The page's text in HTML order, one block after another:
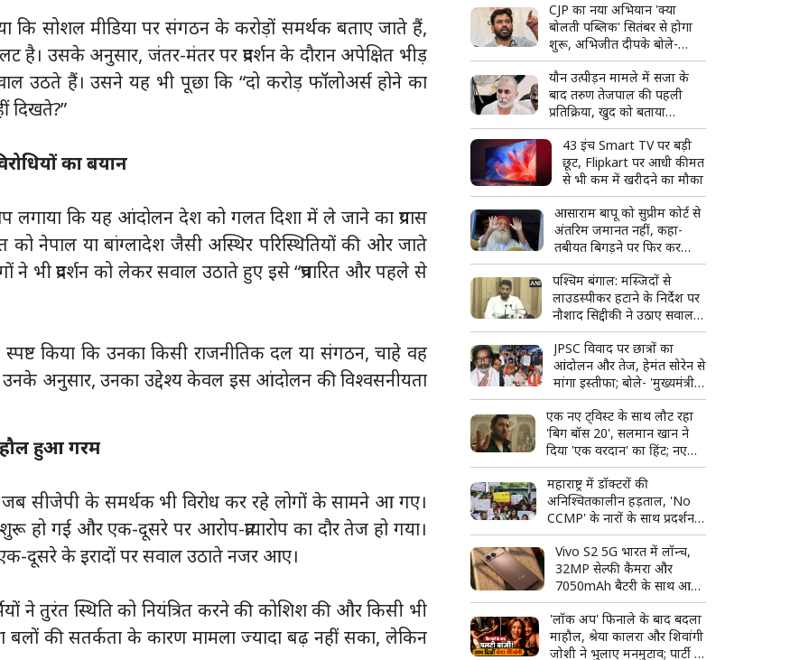
कि सोशल मीडिया पर संगठन के करोड़ों समर्थक बताए जाते हैं,
है। उसके अनुसार, जंतर-मंतर पर प्रदर्शन के दौरान अपेक्षित भीड़
उठते हैं। उसने यह भी पूछा कि “दो करोड़ फॉलोअर्स होने का
दिखते?”
का बयान
लगाया कि यह आंदोलन देश को गलत दिशा में ले जाने का प्रयास
नेपाल या बांग्लादेश जैसी अस्थिर परिस्थितियों की ओर जाते
भी प्रदर्शन को लेकर सवाल उठाते हुए इसे “प्रचारित और पहले से
किया कि उनका किसी राजनीतिक दल या संगठन, चाहे वह
अनुसार, उनका उद्देश्य केवल इस आंदोलन की विश्वसनीयता
हुआ गरम
सीजेपी के समर्थक भी विरोध कर रहे लोगों के सामने आ गए।
हो गई और एक-दूसरे पर आरोप-प्रत्यारोप का दौर तेज हो गया।
दूसरे के इरादों पर सवाल उठाते नजर आए।
ने तुरंत स्थिति को नियंत्रित करने की कोशिश की और किसी भी
बलों की सतर्कता के कारण मामला ज्यादा बढ़ नहीं सका, लेकिन
CJP का नया अभियान 'क्या
बोलती पब्लिक' सितंबर से होगा
शुरू, अभिजीत दीपके बोले-
जनता की आवाज सीधे सुनेंगे
यौन उत्पीड़न मामले में सजा के
बाद तरुण तेजपाल की पहली
प्रतिक्रिया, खुद को बताया
राजनीतिक साजिश का शिकार
43 इंच Smart TV पर बड़ी
छूट, Flipkart पर आधी कीमत
से भी कम में खरीदने का मौका
आसाराम बापू को सुप्रीम कोर्ट से
अंतरिम जमानत नहीं, कहा-
तबीयत बिगड़ने पर फिर कर
सकते हैं आवेदन
पश्चिम बंगाल: मस्जिदों से
लाउडस्पीकर हटाने के निर्देश पर
नौशाद सिद्दीकी ने उठाए सवाल,
बोले- लिखित में दें
JPSC विवाद पर छात्रों का
आंदोलन और तेज, हेमंत सोरेन से
मांगा इस्तीफा; बोले- 'मुख्यमंत्री
पद के योग्य नहीं'
एक नए ट्विस्ट के साथ लौट रहा
'बिग बॉस 20', सलमान खान ने
दिया 'एक वरदान' का हिंट; नए
प्रोमो ने बढ़ाई फैंस की उत्सुकता
महाराष्ट्र में डॉक्टरों की
अनिश्चितकालीन हड़ताल, 'No
CCMP' के नारों के साथ प्रदर्शन;
बॉम्बे हाईकोर्ट ने लिया स्वत: संज्ञान
Vivo S2 5G भारत में लॉन्च,
32MP सेल्फी कैमरा और
7050mAh बैटरी के साथ आया
नया स्मार्टफोन
'लॉक अप' फिनाले के बाद बदला
माहौल, श्रेया कालरा और शिवांगी
जोशी ने भुलाए मनमुटाव; पार्टी में